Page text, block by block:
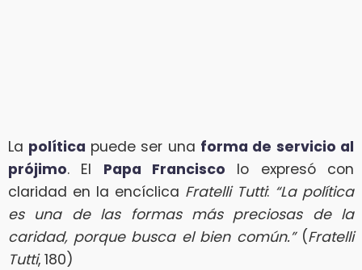
La política puede ser una forma de servicio al
prójimo. El Papa Francisco lo expresó con
claridad en la encíclica Fratelli Tutti: “La política
es una de las formas más preciosas de la
caridad, porque busca el bien común.”(Fratelli
Tutti, 180)